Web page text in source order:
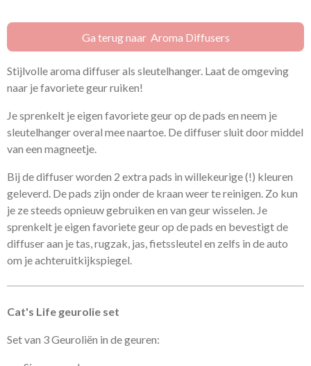
n
e
n
Ga terug naar Aroma Diffusers
Stijlvolle aroma diffuser als sleutelhanger. Laat de omgeving
naar je favoriete geur ruiken!
Je sprenkelt je eigen favoriete geur op de pads en neem je
sleutelhanger overal mee naartoe. De diffuser sluit door middel
van een magneetje.
Bij de diffuser worden 2 extra pads in willekeurige (!) kleuren
geleverd. De pads zijn onder de kraan weer te reinigen. Zo kun
je ze steeds opnieuw gebruiken en van geur wisselen. Je
sprenkelt je eigen favoriete geur op de pads en bevestigt de
diffuser aan je tas, rugzak, jas, fietssleutel en zelfs in de auto
om je achteruitkijkspiegel.
Cat's Life geurolie set
Set van 3 Geuroliën in de geuren: